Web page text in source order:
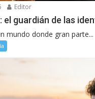
Editor
el guardián de las
mundo donde gran parte...